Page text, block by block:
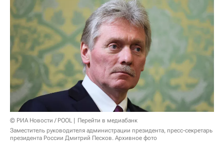
© РИА Новости / POOL
Перейти в медиабанк
Заместитель руководителя администрации президента, пресс-секретарь
президента России Дмитрий Песков. Архивное фото